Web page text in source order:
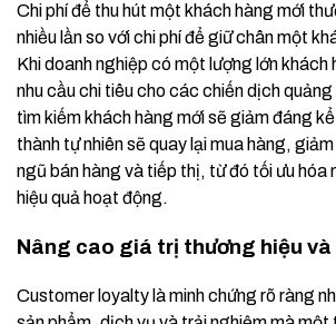
Chi phí để thu hút một khách hàng mới
nhiều lần so với chi phí để giữ chân một
Khi doanh nghiệp có một lượng lớn khách
nhu cầu chi tiêu cho các chiến dịch
tìm kiếm khách hàng mới sẽ giảm đáng
thành tự nhiên sẽ quay lại mua hàng,
ngũ bán hàng và tiếp thị, từ đó tối ưu hóa
hiệu quả hoạt động.
Nâng cao giá trị thương hiệu và
Customer loyalty là minh chứng rõ ràng